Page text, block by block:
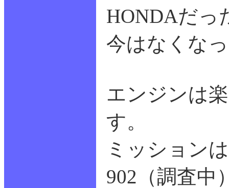
HONDAだっ
今はなくな
エンジンは
す。
ミッション
902（調査中